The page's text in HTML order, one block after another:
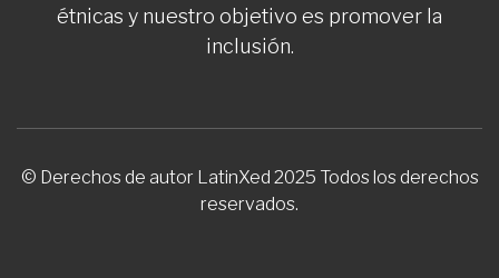
étnicas y nuestro objetivo es promover la
inclusión.
© Derechos de autor LatinXed 2025 Todos los derechos
reservados.